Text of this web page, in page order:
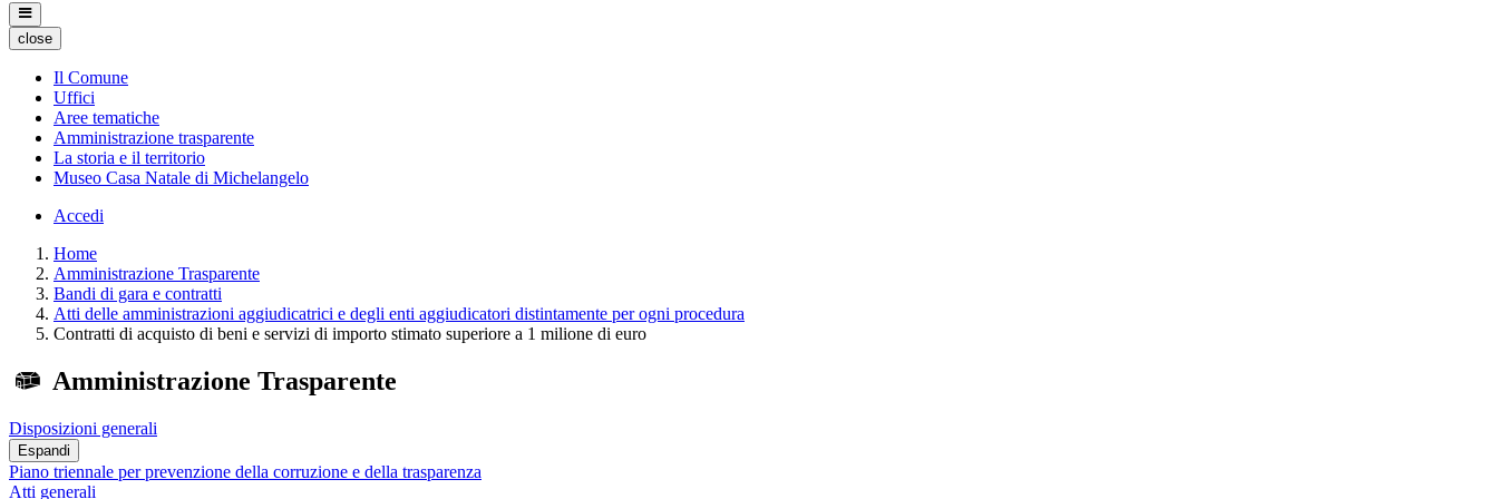
close
Il Comune
Uffici
Aree tematiche
Amministrazione trasparente
La storia e il territorio
Museo Casa Natale di Michelangelo
Accedi
Home
Amministrazione Trasparente
Bandi di gara e contratti
Atti delle amministrazioni aggiudicatrici e degli enti aggiudicatori distintamente per ogni procedura
Contratti di acquisto di beni e servizi di importo stimato superiore a 1 milione di euro
Amministrazione Trasparente
Disposizioni generali
Espandi
Piano triennale per prevenzione della corruzione e della trasparenza
Atti generali